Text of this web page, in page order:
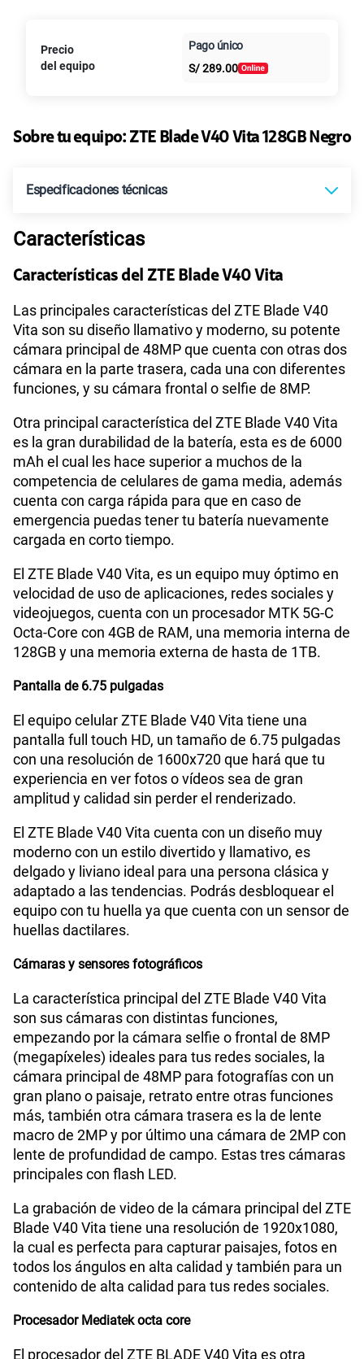
Paga solo
125GBen alta velocidad
S/
Paga solo
Al contado Cuotas Claro
intereses
Precio
del equipo
Pago único
S/289.00
Sobre tu equipo: ZTE Blade V40 Vita 128GB Negro
Especificaciones técnicas
Sistema operativo
Procesador UMS9230
Tamaño de Pantalla 6.7"
WiFI Si
Peso
Cámara de fotos Principal 48MP
Cámara de fotos Frontal
Radio FM Si
Grabadora de Voz
Tipo de Batería Li-LON 6000mAh
Capacidad Memoria Externa
Capacidad Memoria Interna 128 GB
GPS
Reconocimiento Facial
Lector de Huella
VoLTE Si
Características
Características del ZTE Blade V40 Vita
Las principales características del ZTE Blade V40
Vita son su diseño llamativo y moderno, su potente
cámara principal de 48MP que cuenta con otras dos
cámara en la parte trasera, cada una con diferentes
funciones, y su cámara frontal o selfie de 8MP.
Otra principal característica del ZTE Blade V40 Vita
es la gran durabilidad de la batería, esta es de 6000
mAh el cual les hace superior a muchos de la
competencia de celulares de gama media, además
cuenta con carga rápida para que en caso de
emergencia puedas tener tu batería nuevamente
cargada en corto tiempo.
El ZTE Blade V40 Vita, es un equipo muy óptimo en
velocidad de uso de aplicaciones, redes sociales y
videojuegos, cuenta con un procesador MTK 5G-C
Octa-Core con 4GB de RAM, una memoria interna de
128GB y una memoria externa de hasta de 1TB.
Pantalla de 6.75 pulgadas
El equipo celular ZTE Blade V40 Vita tiene una
pantalla full touch HD, un tamaño de 6.75 pulgadas
con una resolución de 1600x720 que hará que tu
experiencia en ver fotos o vídeos sea de gran
amplitud y calidad sin perder el renderizado.
El ZTE Blade V40 Vita cuenta con un diseño muy
moderno con un estilo divertido y llamativo, es
delgado y liviano ideal para una persona clásica y
adaptado a las tendencias. Podrás desbloquear el
equipo con tu huella ya que cuenta con un sensor de
huellas dactilares.
Cámaras y sensores fotográficos
La característica principal del ZTE Blade V40 Vita
son sus cámaras con distintas funciones,
empezando por la cámara selfie o frontal de 8MP
(megapíxeles) ideales para tus redes sociales, la
cámara principal de 48MP para fotografías con un
gran plano o paisaje, retrato entre otras funciones
más, también otra cámara trasera es la de lente
macro de 2MP y por último una cámara de 2MP con
lente de profundidad de campo. Estas tres cámaras
principales con flash LED.
La grabación de video de la cámara principal del ZTE
Blade V40 Vita tiene una resolución de 1920x1080,
la cual es perfecta para capturar paisajes, fotos en
todos los ángulos en alta calidad y también para un
contenido de alta calidad para tus redes sociales.
Procesador Mediatek octa core
El procesador del ZTE BLADE V40 Vita es otra